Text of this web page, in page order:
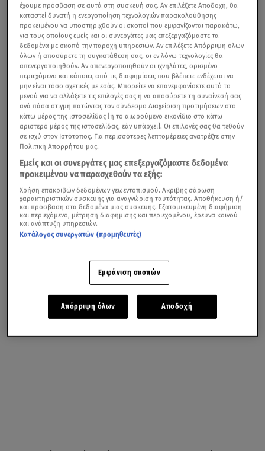
έχουμε πρόσβαση σε αυτά στη συσκευή σας. Αν επιλέξετε Αποδοχή, θα
καταστεί δυνατή η ενεργοποίηση τεχνολογιών παρακολούθησης
προκειμένου να υποστηριχθούν οι σκοποί που εμφανίζονται παρακάτω,
για τους οποίους εμείς και οι συνεργάτες μας επεξεργαζόμαστε τα
δεδομένα με σκοπό την παροχή υπηρεσιών. Αν επιλέξετε Απόρριψη όλων
όλων ή αποσύρετε τη συγκατάθεσή σας, οι εν λόγω τεχνολογίες θα
απενεργοποιηθούν. Αν απενεργοποιηθούν οι ιχνηλάτες, ορισμένο
περιεχόμενο και κάποιες από τις διαφημίσεις που βλέπετε ενδέχεται να
μην είναι τόσο σχετικές με εσάς. Μπορείτε να επανεμφανίσετε αυτό το
μενού για να αλλάξετε τις επιλογές σας ή να αποσύρετε τη συναίνεσή σας
ανά πάσα στιγμή πατώντας τον σύνδεσμο Διαχείριση προτιμήσεων στο
κάτω μέρος της ιστοσελίδας [ή το αιωρούμενο εικονίδιο στο κάτω
αριστερό μέρος της ιστοσελίδας, εάν υπάρχει]. Οι επιλογές σας θα τεθούν
σε ισχύ στον Ιστότοπος. Για περισσότερες λεπτομέρειες ανατρέξτε στην
Πολιτική Απορρήτου μας.
Εμείς και οι συνεργάτες μας επεξεργαζόμαστε δεδομένα
προκειμένου να παρασχεθούν τα εξής:
Χρήση επακριβών δεδομένων γεωεντοπισμού. Ακριβής σάρωση
χαρακτηριστικών συσκευής για αναγνώριση ταυτότητας. Αποθήκευση ή/
και πρόσβαση στα δεδομένα μιας συσκευής. Εξατομικευμένη διαφήμιση
και περιεχόμενο, μέτρηση διαφήμισης και περιεχομένου, έρευνα κοινού
και ανάπτυξη υπηρεσιών.
Κατάλογος συνεργατών (προμηθευτές)
Εμφάνιση σκοπών
Απόρριψη όλων Αποδοχή